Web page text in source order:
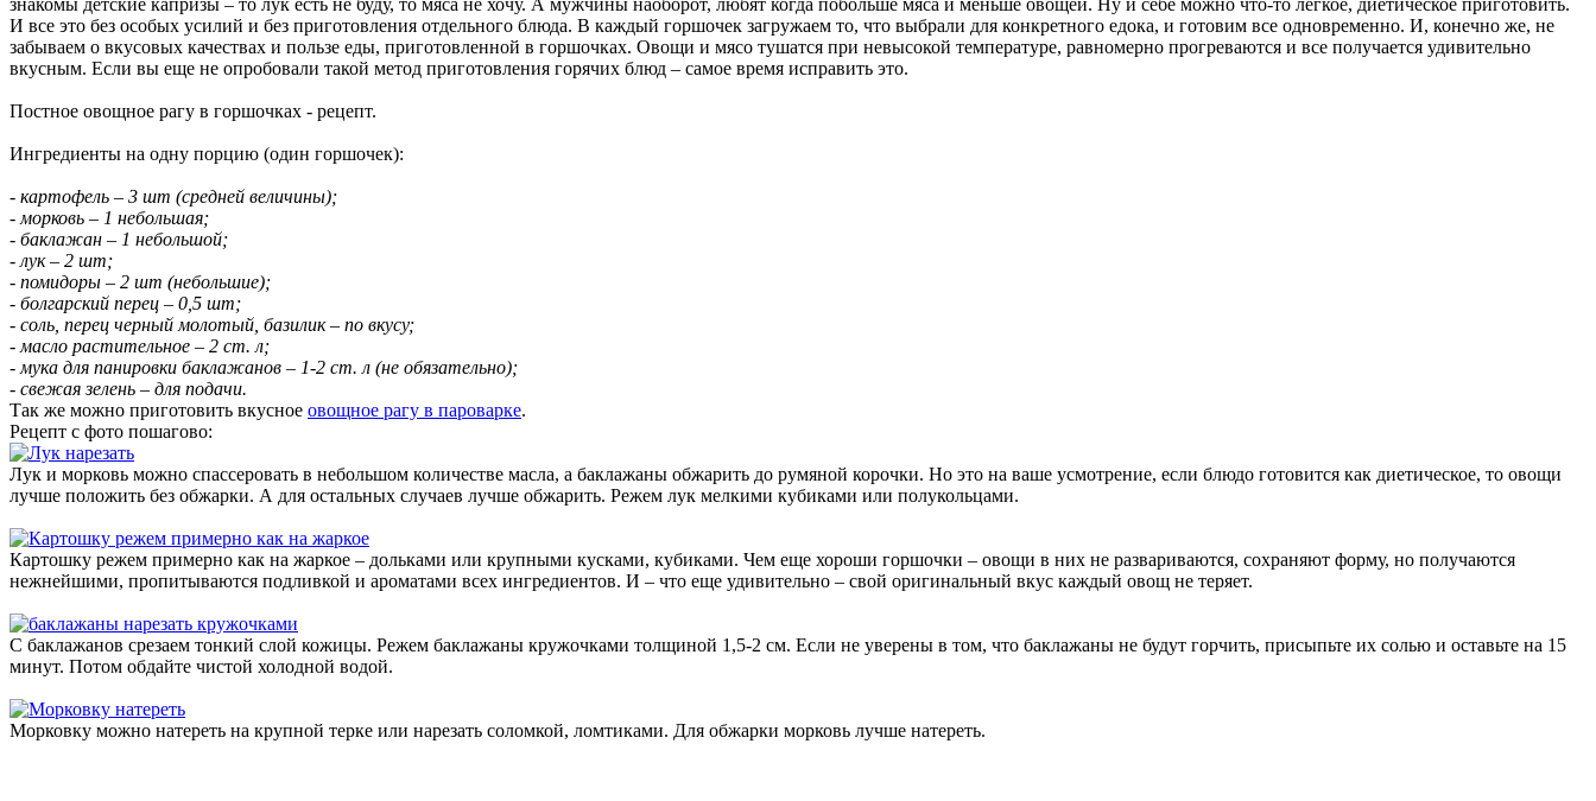
И все это без особых усилий и без приготовления отдельного блюда. В каждый горшочек загружаем то, что выбрали для конкретного едока, и готовим все одновременно. И, конечно же, не
забываем о вкусовых качествах и пользе еды, приготовленной в горшочках. Овощи и мясо тушатся при невысокой температуре, равномерно прогреваются и все получается удивительно
вкусным. Если вы еще не опробовали такой метод приготовления горячих блюд – самое время исправить это.
Постное овощное рагу в горшочках - рецепт.
Ингредиенты на одну порцию (один горшочек):
- картофель – 3 шт (средней величины);
- морковь – 1 небольшая;
- баклажан – 1 небольшой;
- лук – 2 шт;
- помидоры – 2 шт (небольшие);
- болгарский перец – 0,5 шт;
- соль, перец черный молотый, базилик – по вкусу;
- масло растительное – 2 ст. л;
- мука для панировки баклажанов – 1-2 ст. л (не обязательно);
- свежая зелень – для подачи.
Так же можно приготовить вкусное овощное рагу в пароварке.
Рецепт с фото пошагово:
Лук и морковь можно спассеровать в небольшом количестве масла, а баклажаны обжарить до румяной корочки. Но это на ваше усмотрение, если блюдо готовится как диетическое, то овощи
лучше положить без обжарки. А для остальных случаев лучше обжарить. Режем лук мелкими кубиками или полукольцами.
Картошку режем примерно как на жаркое – дольками или крупными кусками, кубиками. Чем еще хороши горшочки – овощи в них не развариваются, сохраняют форму, но получаются
нежнейшими, пропитываются подливкой и ароматами всех ингредиентов. И – что еще удивительно – свой оригинальный вкус каждый овощ не теряет.
С баклажанов срезаем тонкий слой кожицы. Режем баклажаны кружочками толщиной 1,5-2 см. Если не уверены в том, что баклажаны не будут горчить, присыпьте их солью и оставьте на 15
минут. Потом обдайте чистой холодной водой.
Морковку можно натереть на крупной терке или нарезать соломкой, ломтиками. Для обжарки морковь лучше натереть.